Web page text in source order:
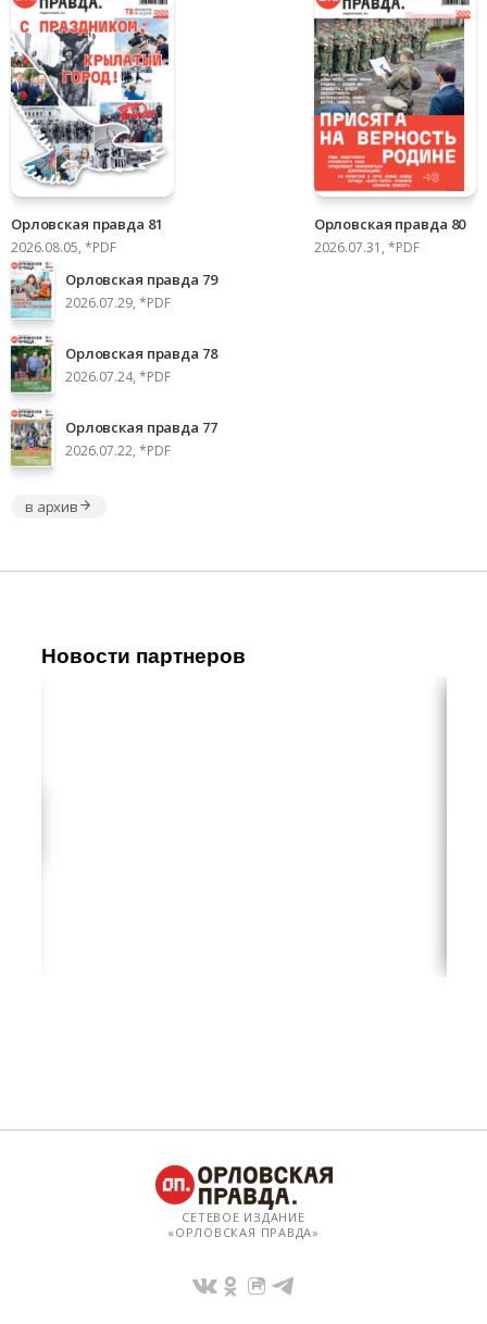
Орловская правда 81
2026.08.05, *PDF
Орловская правда 80
2026.07.31, *PDF
Орловская правда 79
2026.07.29, *PDF
Орловская правда 78
2026.07.24, *PDF
Орловская правда 77
2026.07.22, *PDF
в архив
Новости партнеров
СЕТЕВОЕ ИЗДАНИЕ
«ОРЛОВСКАЯ ПРАВДА»